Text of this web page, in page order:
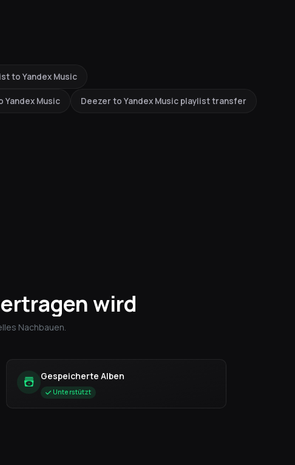
to Yandex Music
Music Deezer to Yandex Music playlist transfer
wird
Nachbauen.
Gespeicherte Alben
Unterstützt